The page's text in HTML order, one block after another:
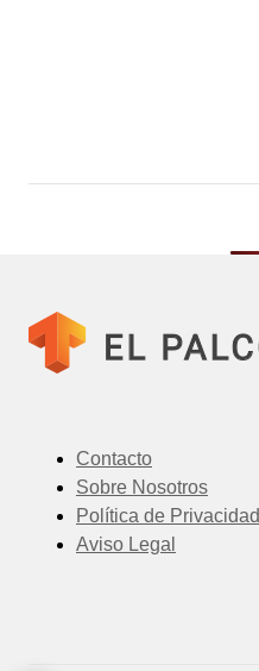
Contacto
Sobre Nosotros
Política de Privacidad
Aviso Legal